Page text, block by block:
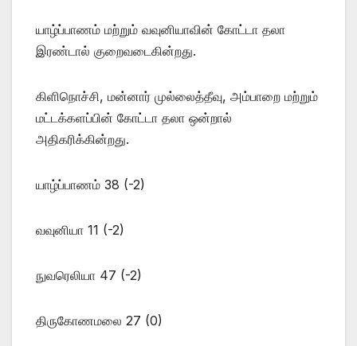
யாழ்ப்பாணம் மற்றும் வவுனியாவின் கோட்டா தலா
இரண்டால் குறைவடைகின்றது.
கிளிநொச்சி, மன்னார் முல்லைத்தீவு, அம்பாறை மற்றும்
மட்டக்களப்பின் கோட்டா தலா ஒன்றால்
அதிகரிக்கின்றது.
யாழ்ப்பாணம் 38 (-2)
வவுனியா 11 (-2)
நுவரெலியா 47 (-2)
திருகோணமலை 27 (0)